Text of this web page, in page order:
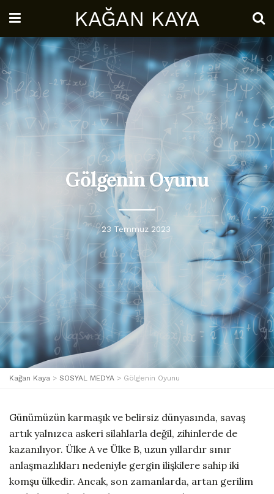
KAĞAN KAYA
Gölgenin Oyunu
23 Temmuz 2023
Kağan Kaya > SOSYAL MEDYA > Gölgenin Oyunu
Günümüzün karmaşık ve belirsiz dünyasında, savaş
artık yalnızca askeri silahlarla değil, zihinlerde de
kazanılıyor. Ülke A ve Ülke B, uzun yıllardır sınır
anlaşmazlıkları nedeniyle gergin ilişkilere sahip iki
komşu ülkedir. Ancak, son zamanlarda, artan gerilim